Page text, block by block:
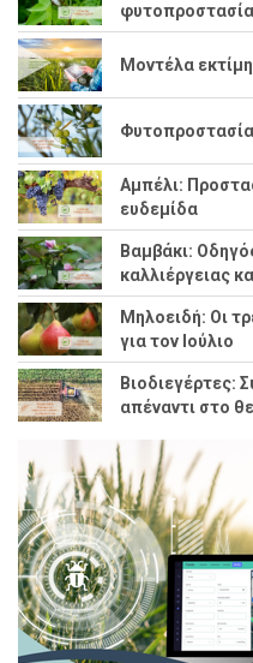
Μοντέλα
Αμπέλι:
ευδεμίδα
Βαμβάκι:
καλλιέργειας
Μηλοειδή: Οι
για τον Ιούλιο
Βιοδιεγέρτες:
απέναντι στο